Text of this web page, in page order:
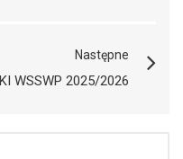
Następne
WSSWP 2025/2026